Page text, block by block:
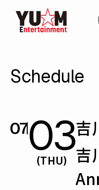
Schedule
0703
(THU)
吉
吉